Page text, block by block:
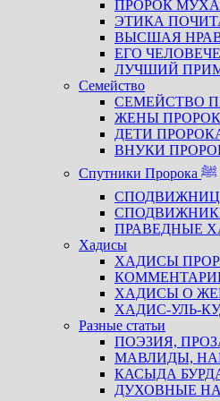
ПРОРОК
ЭТИКА
ВЫСШАЯ
ЕГО
ЛУЧШИЙ
Семейство
СЕМЕЙСТВО
ЖЕНЫ
ДЕТИ
ВНУКИ
Спутники Пророка ﷺ
ПРАВЕДНЫЕ
Хадисы
ХАДИСЫ
ХАДИСЫ О
ХАДИС-УЛЬ-
Разные статьи
ПОЭЗИЯ,
МАВЛИДЫ,
КАСЫДА
ДУХОВНЫЕ